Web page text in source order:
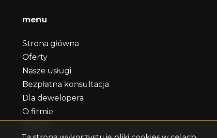
menu
Strona główna
Oferty
Nasze usługi
Bezpłatna konsultacja
Dla dewelopera
O firmie